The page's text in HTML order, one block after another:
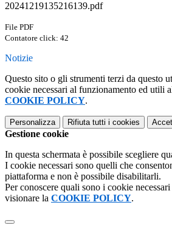
20241219135216139.pdf
File PDF
Contatore click: 42
Notizie
Questo sito o gli strumenti terzi da questo
cookie necessari al funzionamento ed utili
COOKIE POLICY.
Personalizza Rifiuta tutti i cookies
Gestione cookie
In questa schermata è possibile scegliere
I cookie necessari sono quelli che
piattaforma e non è possibile disabilitarli.
Per conoscere quali sono i cookie
visionare la COOKIE POLICY.